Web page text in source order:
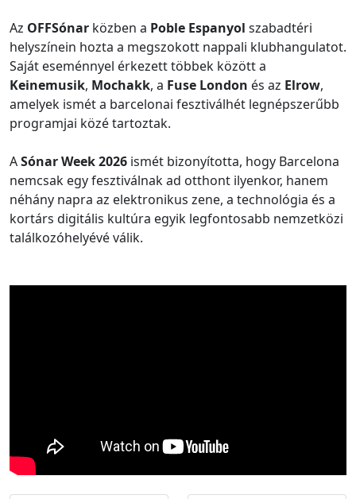
Az OFFSónar közben a Poble Espanyol szabadtéri
helyszínein hozta a megszokott nappali klubhangulatot.
Saját eseménnyel érkezett többek között a
Keinemusik, Mochakk, a Fuse London és az Elrow,
amelyek ismét a barcelonai fesztiválhét legnépszerűbb
programjai közé tartoztak.
ASónar Week 2026 ismét bizonyította, hogy Barcelona
nemcsak egy fesztiválnak ad otthont ilyenkor, hanem
néhány napra az elektronikus zene, a technológia és a
kortárs digitális kultúra egyik legfontosabb nemzetközi
találkozóhelyévé válik.